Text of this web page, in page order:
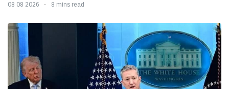
08 08 2026 8 mins read